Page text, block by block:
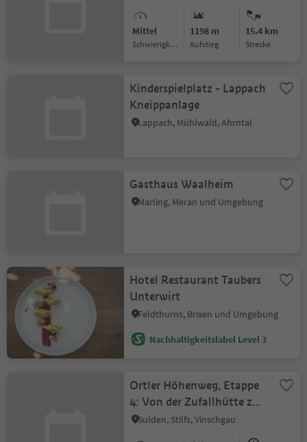
Mittel
Schwierigkeitsgrad
1198 m
Aufstieg
15.4 km
Strecke
Kinderspielplatz - Lappach
Kneippanlage
Lappach, Mühlwald, Ahrntal
Gasthaus Waalheim
Marling, Meran und Umgebung
Hotel Restaurant Taubers
Unterwirt
Feldthurns, Brixen und Umgebung
Nachhaltigkeitslabel Level 3
Ortler Höhenweg, Etappe
4: Von der Zufallhütte zur
Pizzini Hütte
Sulden, Stilfs, Vinschgau